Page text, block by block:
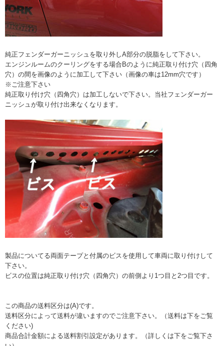
純正フェンダーガーニッシュを取り外しA部分の脱脂をして下さい。
エンジンルームのクーリングをする場合Bのように純正取り付け穴（四角
穴）の間を画像のように加工して下さい（画像の車は12mm穴です）
※ご注意下さい
純正取り付け穴（四角穴）は加工しないで下さい。当社フェンダーガー
ニッシュが取り付け出来なくなります。
製品についてる両面テープと付属のビスを使用して車両に取り付けして
下さい。
ビスの位置は純正取り付け穴（四角穴）の前側より1つ目と2つ目です。
この商品の送料区分は(A)です。
送料区分によって送料が違いますのでご注意下さい。（送料は下をご覧
ください)
商品合計金額による送料割引設定があります。（詳しくは下をご覧下さ